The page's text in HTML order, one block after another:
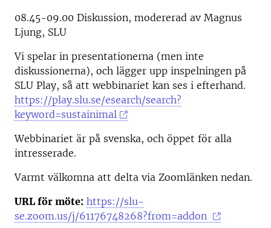
08.45-09.00 Diskussion, modererad av Magnus
Ljung, SLU
Vi spelar in presentationerna (men inte
diskussionerna), och lägger upp inspelningen på
SLU Play, så att webbinariet kan ses i efterhand.
https://play.slu.se/esearch/search?
keyword=sustainimal
Webbinariet är på svenska, och öppet för alla
intresserade.
Varmt välkomna att delta via Zoomlänken nedan.
URL för möte: https://slu-
se.zoom.us/j/61176748268?from=addon